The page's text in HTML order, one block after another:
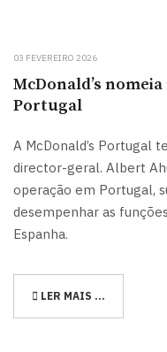
03 FEVEREIRO 2026
McDonald’s
Portugal
A McDonald’s Portugal
director-geral. Albert
operação em Portugal,
desempenhar as
Espanha.
LER MAIS …